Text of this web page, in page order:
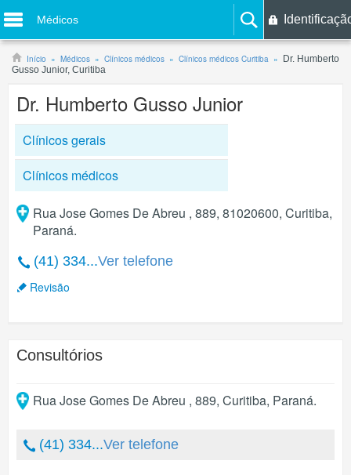
Médicos
Início Médicos Clínicos médicos Clínicos médicos Curitiba
Dr. Humberto
Gusso Junior, Curitiba
Dr. Humberto Gusso Junior
Clínicos gerais
Clínicos médicos
Rua Jose Gomes De Abreu , 889, 81020600, Curitiba,
Paraná.
(41) 334...Ver telefone
Revisão
Consultórios
Rua Jose Gomes De Abreu , 889, Curitiba, Paraná.
(41) 334...Ver telefone